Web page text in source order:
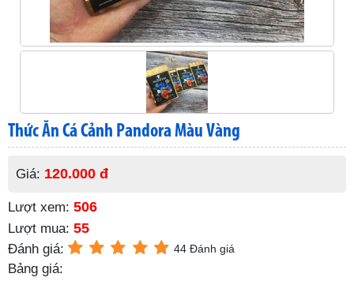
Thức Ăn Cá Cảnh Pandora Màu Vàng
Giá: 120.000 đ
Lượt xem: 506
Lượt mua: 55
Đánh giá: 44 Đánh giá
Bảng giá: